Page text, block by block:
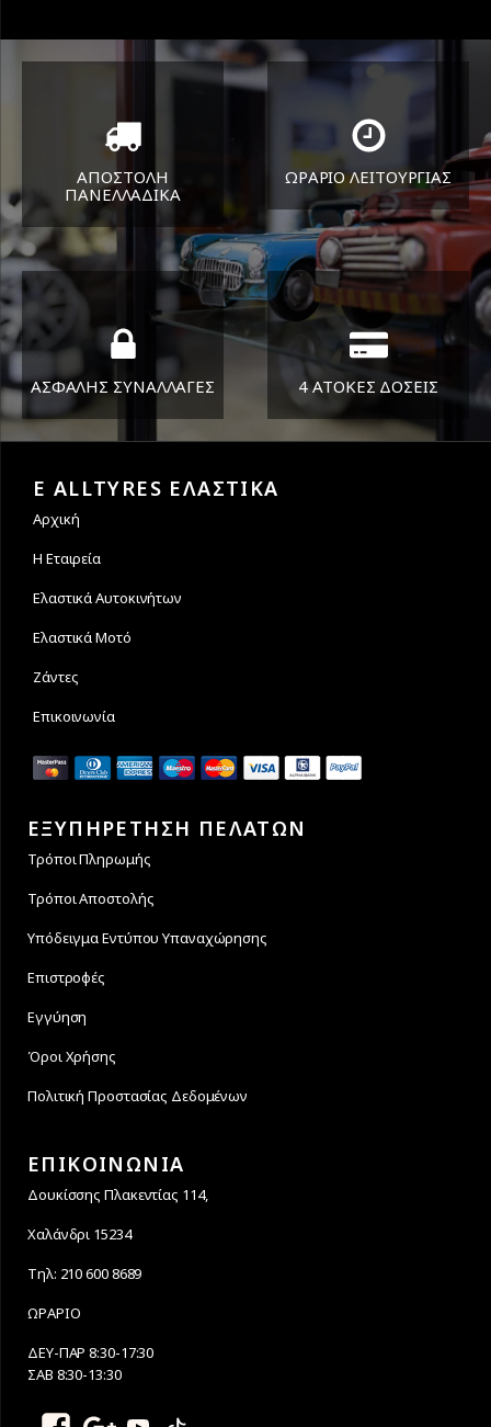
ΑΠΟΣΤΟΛΗ
ΠΑΝΕΛΛΑΔΙΚA
Όπου και αν είστε θα σας
στείλουμε τα ελαστικά σας
ΩΡΑΡΙΟ ΛΕΙΤΟΥΡΓΙΑΣ
ΔΕΥ-ΠΑΡ 8:30-17:30
ΣΑΒ 8:30-13:30
ΑΣΦΑΛΗΣ ΣΥΝΑΛΛΑΓΕΣ 4 ΑΤΟΚΕΣ ΔΟΣΕΙΣ
E ALLTYRES ΕΛΑΣΤΙΚΑ
Αρχική
Η Εταιρεία
Ελαστικά Αυτοκινήτων
Ελαστικά Μοτό
Ζάντες
Επικοινωνία
ΕΞΥΠΗΡΕΤΗΣΗ ΠΕΛΑΤΩΝ
Τρόποι Πληρωμής
Τρόποι Αποστολής
Υπόδειγμα Εντύπου Υπαναχώρησης
Επιστροφές
Εγγύηση
Όροι Χρήσης
Πολιτική Προστασίας Δεδομένων
ΕΠΙΚΟΙΝΩΝΙΑ
Δουκίσσης Πλακεντίας 114,
Χαλάνδρι 15234
Τηλ: 210 600 8689
ΩΡΑΡΙΟ
ΔΕΥ-ΠΑΡ 8:30-17:30
ΣΑΒ 8:30-13:30